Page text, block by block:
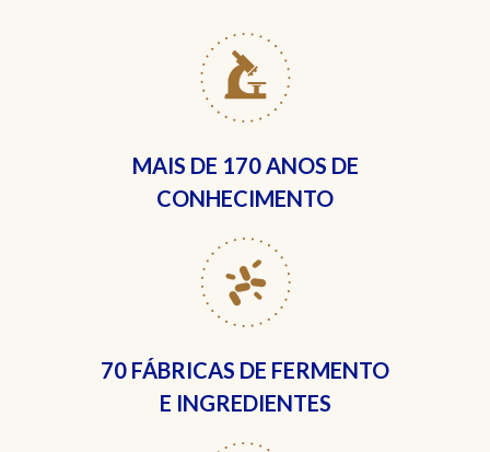
MAIS DE 170 ANOS DE
CONHECIMENTO
70 FÁBRICAS DE FERMENTO
E INGREDIENTES